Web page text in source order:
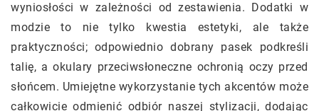
wyniosłości w zależności od zestawienia. Dodatki w
modzie to nie tylko kwestia estetyki, ale także
praktyczności; odpowiednio dobrany pasek podkreśli
talię, a okulary przeciwsłoneczne ochronią oczy przed
słońcem. Umiejętne wykorzystanie tych akcentów może
całkowicie odmienić odbiór naszej stylizacji, dodając